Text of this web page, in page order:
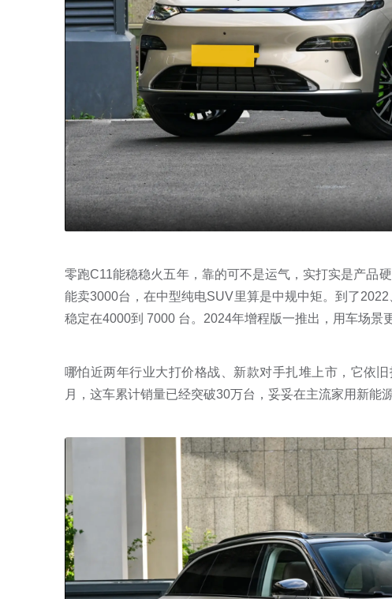
零跑C11能稳稳火五年，靠的可不是运气，实打实是产品
能卖3000台，在中型纯电SUV里算是中规中矩。到了
稳定在4000到 7000 台。2024年增程版一推出，用车场景
哪怕近两年行业大打价格战、新款对手扎堆上市，它依
月，这车累计销量已经突破30万台，妥妥在主流家用新能